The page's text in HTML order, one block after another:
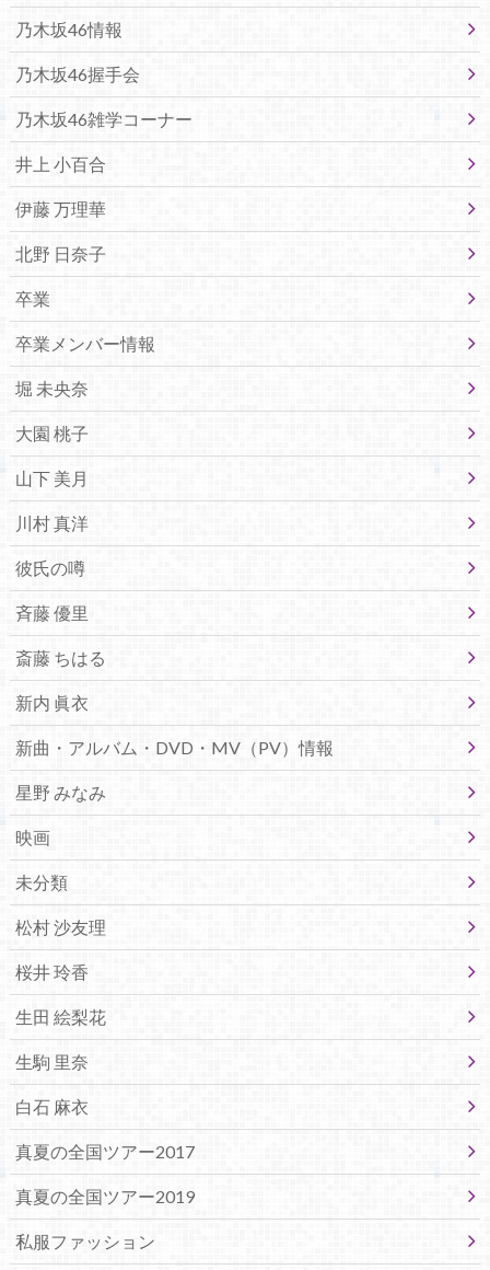
乃木坂46情報
乃木坂46握手会
乃木坂46雑学コーナー
井上 小百合
伊藤 万理華
北野 日奈子
卒業
卒業メンバー情報
堀 未央奈
大園 桃子
山下 美月
川村 真洋
彼氏の噂
斉藤 優里
斎藤 ちはる
新内 眞衣
新曲・アルバム・DVD・MV（PV）情報
星野 みなみ
映画
未分類
松村 沙友理
桜井 玲香
生田 絵梨花
生駒 里奈
白石 麻衣
真夏の全国ツアー2017
真夏の全国ツアー2019
私服ファッション